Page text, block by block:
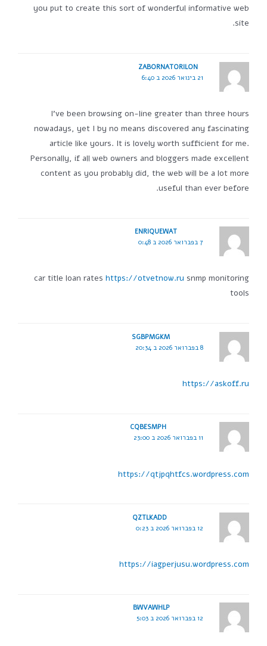
you put to create this sort of wonderful informative web
site.
ZABORNATORILON
21 בינואר 2026 ב 6:40
I've been browsing on-line greater than three hours
nowadays, yet I by no means discovered any fascinating
article like yours. It is lovely worth sufficient for me.
Personally, if all web owners and bloggers made excellent
content as you probably did, the web will be a lot more
useful than ever before.
ENRIQUEWAT
7 בפברואר 2026 ב 0:48
car title loan rates https://otvetnow.ru snmp monitoring
tools
SGBPMGKM
8 בפברואר 2026 ב 20:34
https://askoff.ru
CQBESMPH
11 בפברואר 2026 ב 23:00
https://qtjpqhtfcs.wordpress.com
QZTLKADD
12 בפברואר 2026 ב 0:23
https://iagperjusu.wordpress.com
BWVAWHLP
12 בפברואר 2026 ב 5:03